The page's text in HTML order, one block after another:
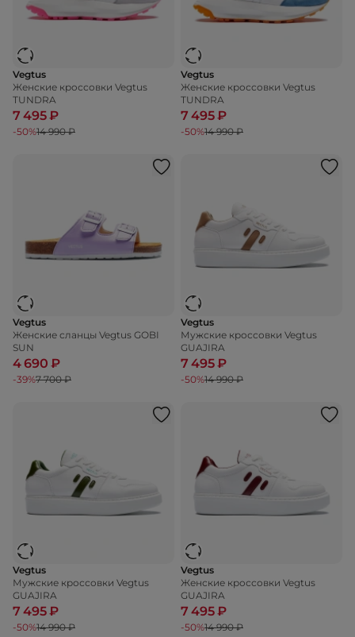
Vegtus
Женские кроссовки Vegtus
TUNDRA
7 495 ₽
-50%14 990 ₽
Vegtus
Женские кроссовки Vegtus
TUNDRA
7 495 ₽
-50%14 990 ₽
Vegtus
Женские сланцы Vegtus GOBI
SUN
4 690 ₽
-39%7 700 ₽
Vegtus
Мужские кроссовки Vegtus
GUAJIRA
7 495 ₽
-50%14 990 ₽
Vegtus
Мужские кроссовки Vegtus
GUAJIRA
7 495 ₽
-50%14 990 ₽
Vegtus
Женские кроссовки Vegtus
GUAJIRA
7 495 ₽
-50%14 990 ₽